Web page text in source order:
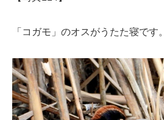
「コガモ」のオスがうたた寝です。